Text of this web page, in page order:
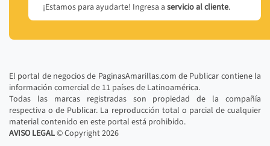
¡Estamos para ayudarte! Ingresa a servicio al cliente.
El portal de negocios de PaginasAmarillas.com de Publicar contiene la
información comercial de 11 países de Latinoamérica.
Todas las marcas registradas son propiedad de la compañía
respectiva o de Publicar. La reproducción total o parcial de cualquier
material contenido en este portal está prohibido.
AVISO LEGAL© Copyright2026